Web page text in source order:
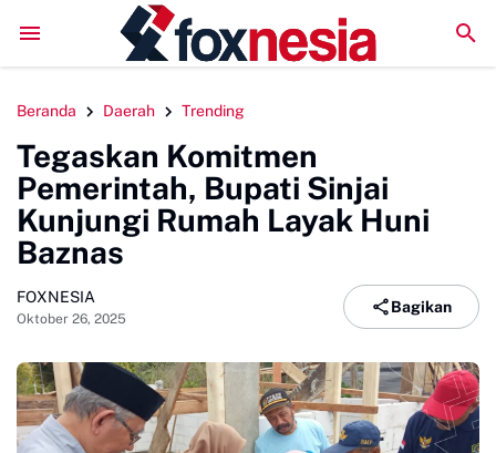
Rayakan Anniversary Ke-5 di Tanjung Bira, Soliditas Komunitas
Beranda Daerah Trending
Tegaskan Komitmen
Pemerintah, Bupati Sinjai
Kunjungi Rumah Layak Huni
Baznas
FOXNESIA
Oktober 26, 2025
Bagikan